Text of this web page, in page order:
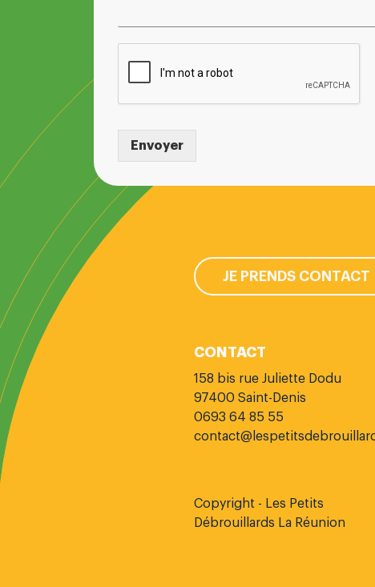
Envoyer
JE PRENDS CONTACT
CONTACT
158 bis rue Juliette Dodu
97400 Saint-Denis
0693 64 85 55
Copyright - Les Petits
Débrouillards La Réunion